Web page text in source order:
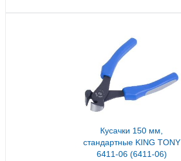
Кусачки 150 мм,
стандартные KING TONY
6411-06 (6411-06)